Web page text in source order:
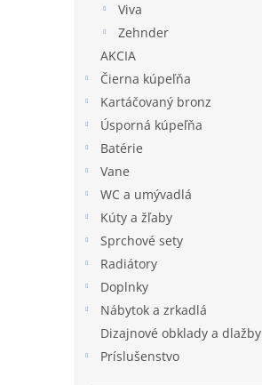
Viva
Zehnder
AKCIA
Čierna kúpeľňa
Kartáčovaný bronz
Úsporná kúpeľňa
Batérie
Vane
WC a umývadlá
Kúty a žľaby
Sprchové sety
Radiátory
Doplnky
Nábytok a zrkadlá
Dizajnové obklady a dlažby
Príslušenstvo